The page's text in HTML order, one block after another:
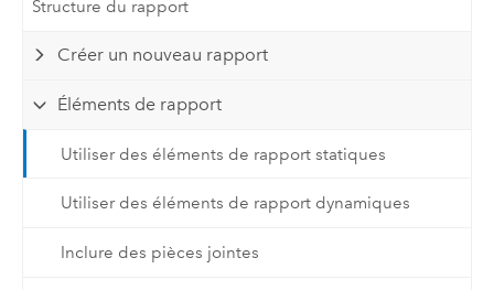
Structure du rapport
Créer un nouveau rapport
Éléments de rapport
Utiliser des éléments de rapport statiques
Utiliser des éléments de rapport dynamiques
Inclure des pièces jointes